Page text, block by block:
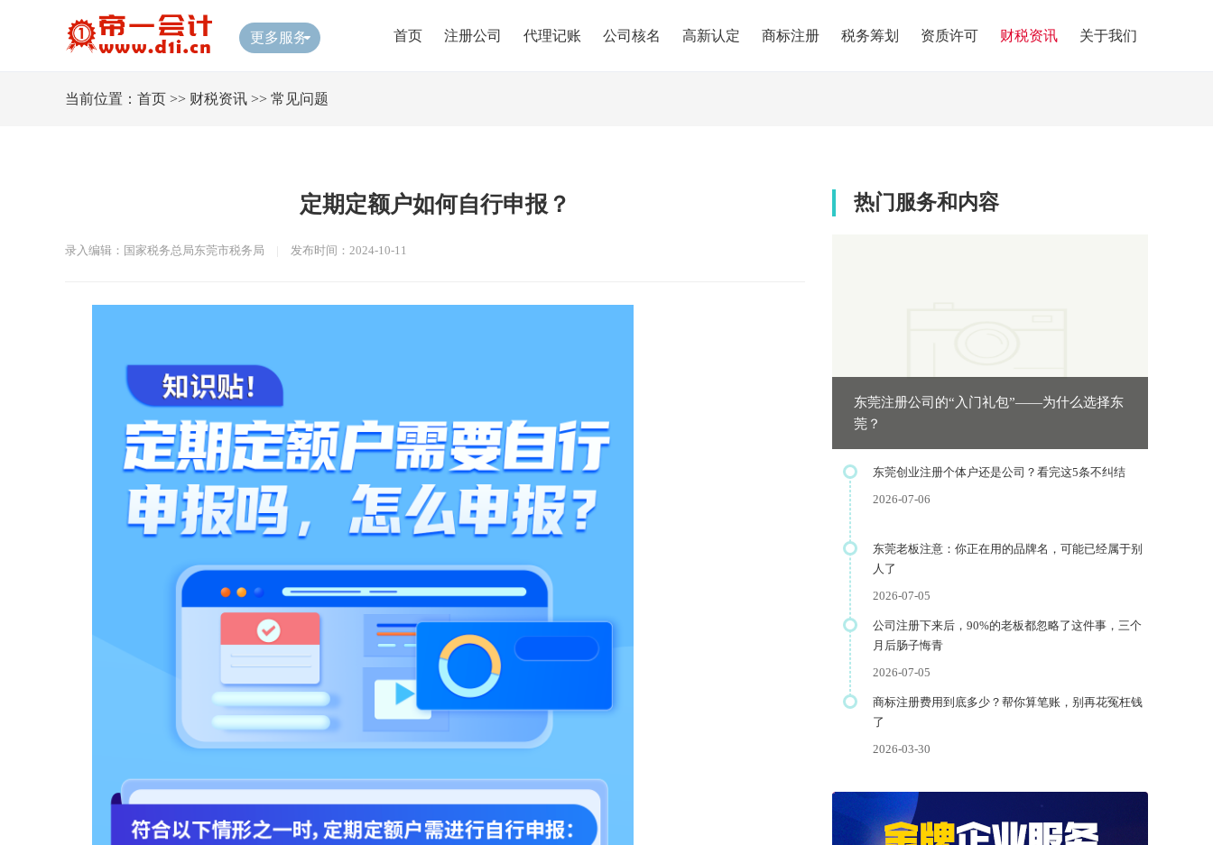
更多服务 首页 注册公司 代理记账 公司核名 高新认定 商标注册 税务筹划 资质许可 财税资讯 关于我们
当前位置： 首页 >> 财税资讯 >> 常见问题
定期定额户如何自行申报？
录入编辑：国家税务总局东莞市税务局 发布时间：2024-10-11
热门服务和内容
东莞注册公司的“入门礼包”——为什么选择东
莞？
东莞创业注册个体户还是公司？看完这5条不纠结
2026-07-06
东莞老板注意：你正在用的品牌名，可能已经属于别
人了
2026-07-05
公司注册下来后，90%的老板都忽略了这件事，三个
月后肠子悔青
2026-07-05
商标注册费用到底多少？帮你算笔账，别再花冤枉钱
了
2026-03-30